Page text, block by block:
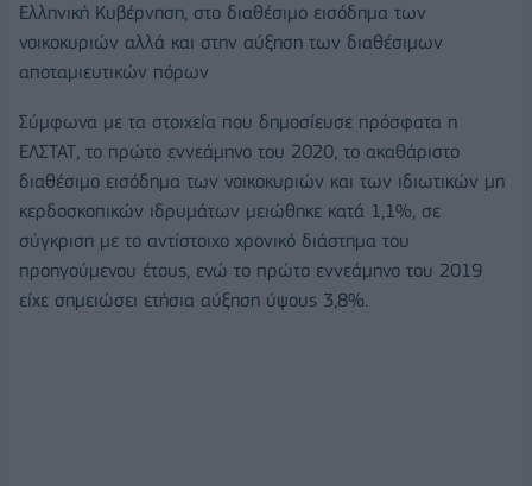
Ελληνική Κυβέρνηση, στο διαθέσιμο εισόδημα των
νοικοκυριών αλλά και στην αύξηση των διαθέσιμων
αποταμιευτικών πόρων
Σύμφωνα με τα στοιχεία που δημοσίευσε πρόσφατα η
ΕΛΣΤΑΤ, το πρώτο εννεάμηνο του 2020, το ακαθάριστο
διαθέσιμο εισόδημα των νοικοκυριών και των ιδιωτικών μη
κερδοσκοπικών ιδρυμάτων μειώθηκε κατά 1,1%, σε
σύγκριση με το αντίστοιχο χρονικό διάστημα του
προηγούμενου έτους, ενώ το πρώτο εννεάμηνο του 2019
είχε σημειώσει ετήσια αύξηση ύψους 3,8%.